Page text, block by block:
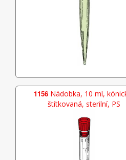
1156 Nádobka, 10 ml,
štítkovaná, sterilní, PS